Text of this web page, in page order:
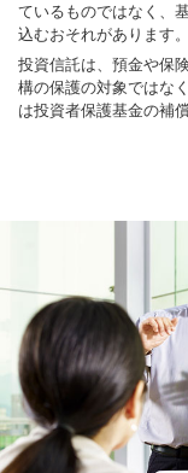
ているものではなく、
込むおそれがあります。
投資信託は、預金や保
構の保護の対象ではな
は投資者保護基金の補